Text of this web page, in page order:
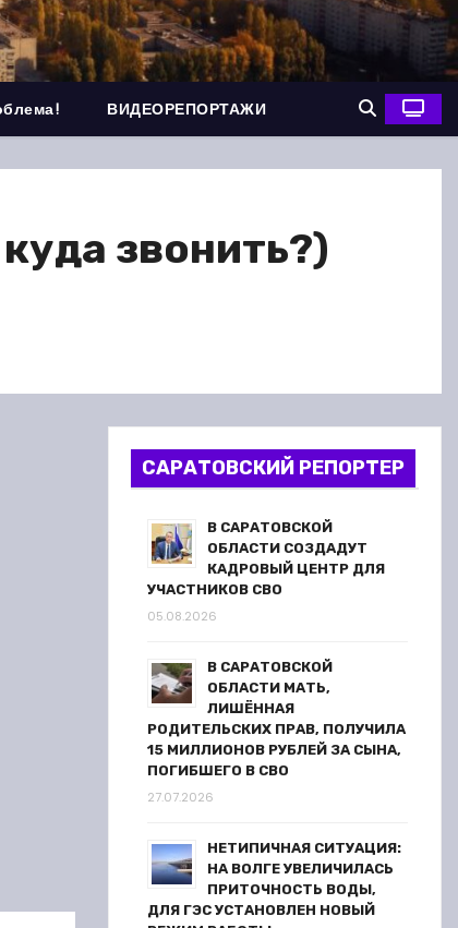
ВИДЕОРЕПОРТАЖИ
звонить?)
САРАТОВСКИЙ РЕПОРТЕР
В САРАТОВСКОЙ
ОБЛАСТИ СОЗДАДУТ
КАДРОВЫЙ ЦЕНТР ДЛЯ
УЧАСТНИКОВ СВО
05.08.2026
В САРАТОВСКОЙ
ОБЛАСТИ МАТЬ,
ЛИШЁННАЯ
РОДИТЕЛЬСКИХ ПРАВ, ПОЛУЧИЛА
15 МИЛЛИОНОВ РУБЛЕЙ ЗА СЫНА,
ПОГИБШЕГО В СВО
27.07.2026
НЕТИПИЧНАЯ СИТУАЦИЯ:
НА ВОЛГЕ УВЕЛИЧИЛАСЬ
ПРИТОЧНОСТЬ ВОДЫ,
ДЛЯ ГЭС УСТАНОВЛЕН НОВЫЙ